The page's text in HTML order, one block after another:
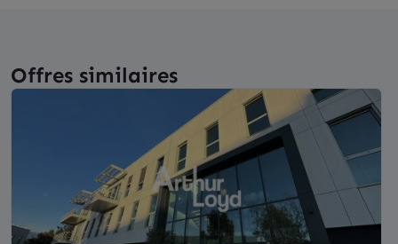
Offres similaires